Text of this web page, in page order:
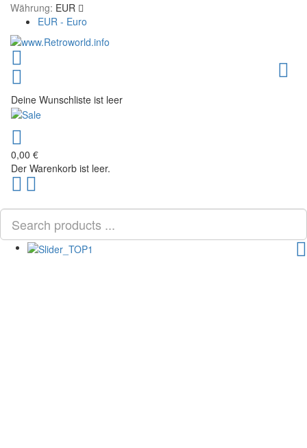
Währung: EUR
EUR - Euro
Deine Wunschliste ist leer
0,00 €
Der Warenkorb ist leer.
Scroll
to
Top
PLG_SYSTEM_VPFRAMEWORK_SCROLL_TO_BOTTOM